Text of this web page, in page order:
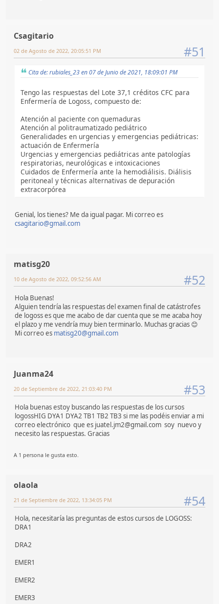
Csagitario
#51
02 de Agosto de 2022, 20:05:51 PM
Cita de: rubiales_23 en 07 de Junio de 2021, 18:09:01 PM
Tengo las respuestas del Lote 37,1 créditos CFC para
Enfermería de Logoss, compuesto de:
Atención al paciente con quemaduras
Atención al politraumatizado pediátrico
Generalidades en urgencias y emergencias pediátricas:
actuación de Enfermería
Urgencias y emergencias pediátricas ante patologías
respiratorias, neurológicas e intoxicaciones
Cuidados de Enfermería ante la hemodiálisis. Diálisis
peritoneal y técnicas alternativas de depuración
extracorpórea
Genial, los tienes? Me da igual pagar. Mi correo es
csagitario@gmail.com
matisg20
#52
10 de Agosto de 2022, 09:52:56 AM
Hola Buenas!
Alguien tendría las respuestas del examen final de catástrofes
de logoss es que me acabo de dar cuenta que se me acaba hoy
el plazo y me vendría muy bien terminarlo. Muchas gracias 😊
Mi correo es matisg20@gmail.com
Juanma24
#53
20 de Septiembre de 2022, 21:03:40 PM
Hola buenas estoy buscando las respuestas de los cursos
logossHIG DYA1 DYA2 TB1 TB2 TB3 si me las podéis enviar a mi
correo electrónico que es juatel.jm2@gmail.com soy nuevo y
necesito las respuestas. Gracias
A 1 persona le gusta esto.
olaola
#54
21 de Septiembre de 2022, 13:34:05 PM
Hola, necesitaría las preguntas de estos cursos de LOGOSS:
DRA1
DRA2
EMER1
EMER2
EMER3